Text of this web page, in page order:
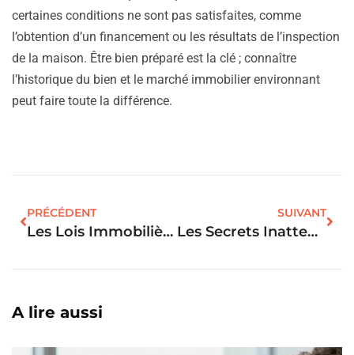
certaines conditions ne sont pas satisfaites, comme
l’obtention d’un financement ou les résultats de l’inspection
de la maison. Être bien préparé est la clé ; connaître
l’historique du bien et le marché immobilier environnant
peut faire toute la différence.
PRÉCÉDENT
Les Lois Immobilières Incontournables : Ce Que Vous Devez Absolument Savoir !
SUIVANT
Les Secrets Inattendus Pour Réussir La Vente De Votre Bien Immobilier
A lire aussi